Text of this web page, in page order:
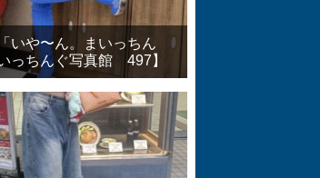
いや〜ん。まいっちん
っちんぐ写真館 497】